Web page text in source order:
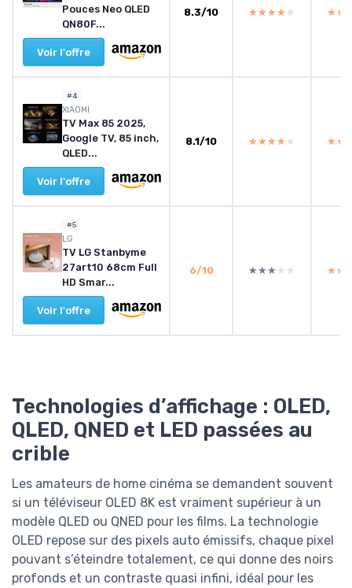
Pouces Neo QLED
QN80F...
Voir l'offre
8.3/10 ★★★★★
★★★★★
#4
XIAOMI
TV Max 85 2025,
Google TV, 85 inch,
QLED...
Voir l'offre
8.1/10 ★★★★★
★★★★★
#5
LG
TV LG Stanbyme
27art10 68cm Full
HD Smar...
Voir l'offre
6/10 ★★★★★
★★★★★
Technologies d’affichage : OLED,
QLED, QNED et LED passées au
crible
Les amateurs de home cinéma se demandent souvent
si un téléviseur OLED 8K est vraiment supérieur à un
modèle QLED ou QNED pour les films. La technologie
OLED repose sur des pixels auto émissifs, chaque pixel
pouvant s’éteindre totalement, ce qui donne des noirs
profonds et un contraste quasi infini, idéal pour les